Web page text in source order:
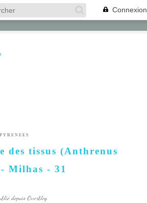
Connexion
PYRENEES
des tissus (Anthrenus
Milhas - 31
depuis Overblog